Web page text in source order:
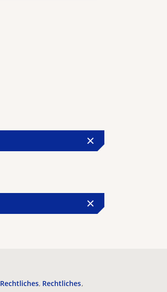
Rechtliches Rechtliches